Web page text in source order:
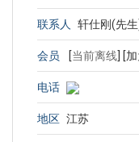
联系人 轩仕刚(先
会员 [当前离线 [
电话
地区 江苏